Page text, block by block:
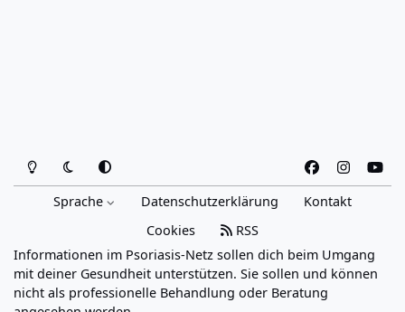
Heller ModusDunkler Modus
Systemeinstellung
a
b
o
o
n
s
a
g
o
u
b
Sprache Datenschutzerklärung
Kontakt
Cookies
RSS
Informationen im Psoriasis-Netz sollen dich beim Umgang
mit deiner Gesundheit unterstützen. Sie sollen und können
nicht als professionelle Behandlung oder Beratung